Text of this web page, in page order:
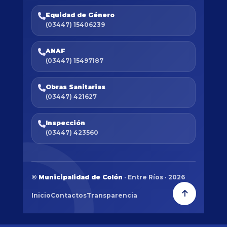
Equidad de Género
(03447) 15406239
ANAF
(03447) 15497187
Obras Sanitarias
(03447) 421627
Inspección
(03447) 423560
© Municipalidad de Colón · Entre Ríos · 2026
InicioContactosTransparencia